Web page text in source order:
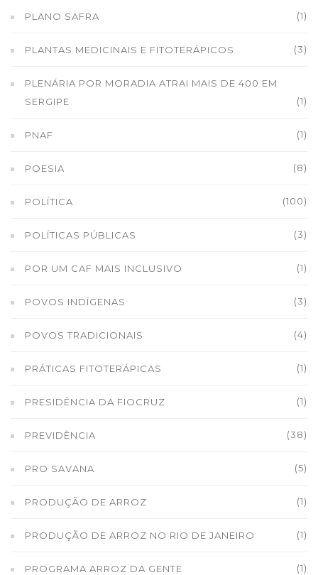
PLANO SAFRA (1)
PLANTAS MEDICINAIS E FITOTERÁPICOS (3)
PLENÁRIA POR MORADIA ATRAI MAIS DE 400 EM
SERGIPE
(1)
PNAF (1)
POESIA (8)
POLÍTICA (100)
POLÍTICAS PÚBLICAS (3)
POR UM CAF MAIS INCLUSIVO (1)
POVOS INDÍGENAS (3)
POVOS TRADICIONAIS (4)
PRÁTICAS FITOTERÁPICAS (1)
PRESIDÊNCIA DA FIOCRUZ (1)
PREVIDÊNCIA (38)
PRO SAVANA (5)
PRODUÇÃO DE ARROZ (1)
PRODUÇÃO DE ARROZ NO RIO DE JANEIRO (1)
PROGRAMA ARROZ DA GENTE (1)